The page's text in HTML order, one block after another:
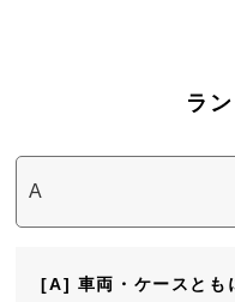
ラ
[A] 車両・ケースとも